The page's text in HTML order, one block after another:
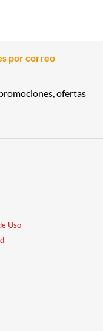
por correo
ofertas
Uso